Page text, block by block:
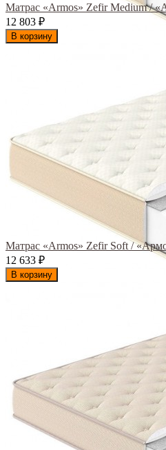
Матрас «Armos» Zefir Medium /
12 803 ₽
В корзину
Матрас «Armos» Zefir Soft /
12 633 ₽
В корзину